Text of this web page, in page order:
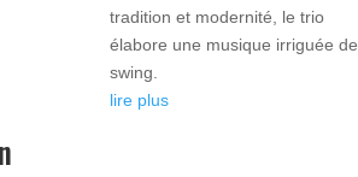
tradition et modernité, le trio
élabore une musique irriguée de
swing.
lire plus